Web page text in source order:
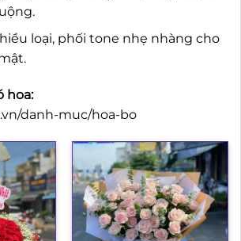
loại, phối tone nhẹ nhàng cho
hoa:
danh-muc/hoa-bo